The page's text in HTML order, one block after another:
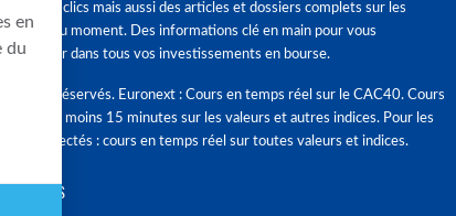
quelques clics mais aussi des articles et dossiers complets sur les
du moment. Des informations clé en main pour vous
dans tous vos investissements en bourse.
droits réservés. Euronext : Cours en temps réel sur le CAC40. Cours
d'au moins 15 minutes sur les valeurs et autres indices. Pour les
connectés : cours en temps réel sur toutes valeurs et indices.
NOUS
en
du